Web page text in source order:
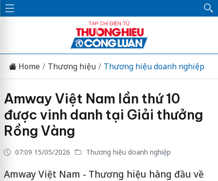
Home Thương hiệu Thương hiệu doanh nghiệp
Amway Việt Nam lần thứ 10
được vinh danh tại Giải thưởng
Rồng Vàng
07:09 15/05/2026 Thương hiệu doanh nghiệp
Amway Việt Nam - Thương hiệu hàng đầu về